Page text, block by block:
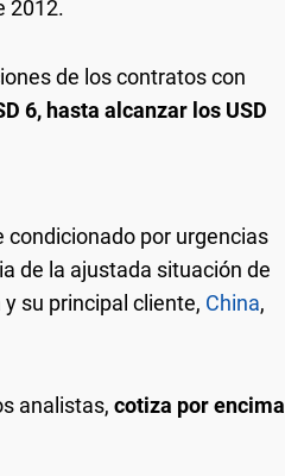
2012.
de los contratos con
6, hasta alcanzar los USD
condicionado por urgencias
de la ajustada situación de
su principal cliente, China,
analistas, cotiza por encima